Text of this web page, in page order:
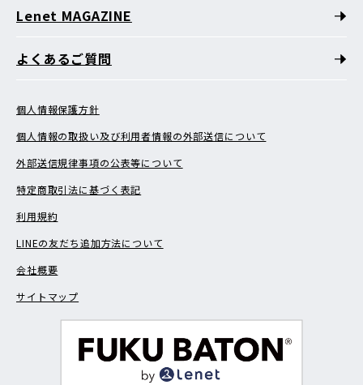
Lenet MAGAZINE
よくあるご質問
個人情報保護方針
個人情報の取扱い及び利用者情報の外部送信について
外部送信規律事項の公表等について
特定商取引法に基づく表記
利用規約
LINEの友だち追加方法について
会社概要
サイトマップ